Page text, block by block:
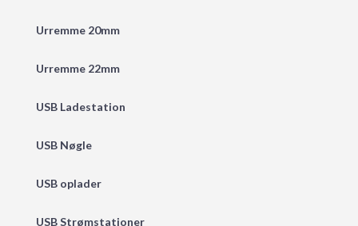
Urremme 20mm
Urremme 22mm
USB Ladestation
USB Nøgle
USB oplader
USB Strømstationer